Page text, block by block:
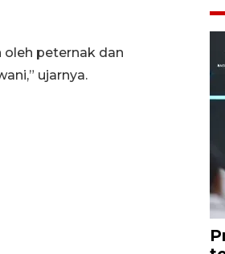
oleh peternak dan
ujarnya.